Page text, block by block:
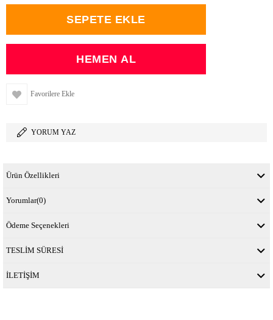
Favorilere Ekle
YORUM YAZ
Ürün Özellikleri
Yorumlar(0)
Ödeme Seçenekleri
TESLİM SÜRESİ
İLETİŞİM